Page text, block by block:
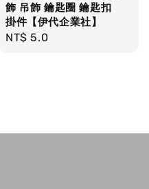
飾 吊飾 鑰匙圈 鑰匙扣
掛件【伊代企業社】
Regular
NT$ 5.0